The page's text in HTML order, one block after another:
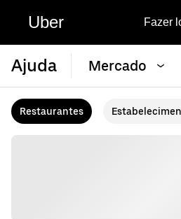
Uber Fazer
Ajuda Mercado
Restaurantes